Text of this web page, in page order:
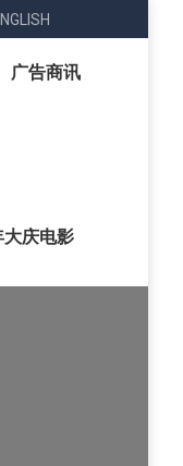
广告商讯
庆电影